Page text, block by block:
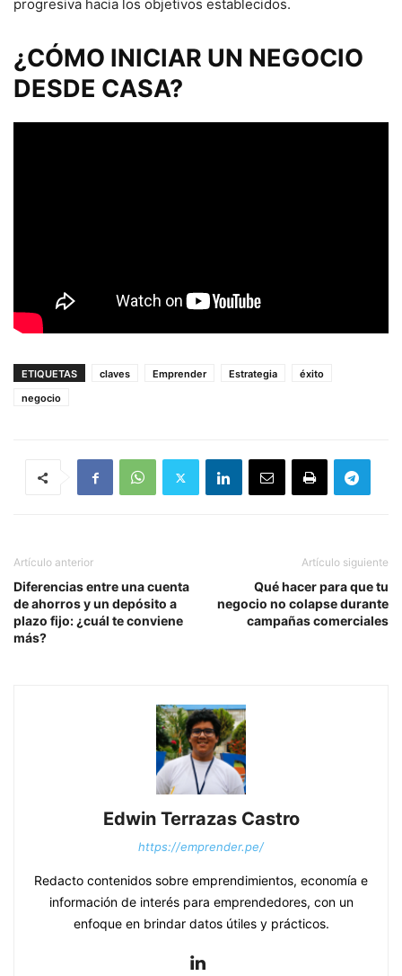
progresiva hacia los objetivos establecidos.
¿CÓMO INICIAR UN NEGOCIO
DESDE CASA?
ETIQUETAS claves Emprender Estrategia
éxito
negocio
Artículo anterior
Diferencias entre una cuenta
de ahorros y un depósito a
plazo fijo: ¿cuál te conviene
más?
Artículo siguiente
Qué hacer para que tu
negocio no colapse durante
campañas comerciales
Edwin Terrazas Castro
https://emprender.pe/
Redacto contenidos sobre emprendimientos, economía e
información de interés para emprendedores, con un
enfoque en brindar datos útiles y prácticos.